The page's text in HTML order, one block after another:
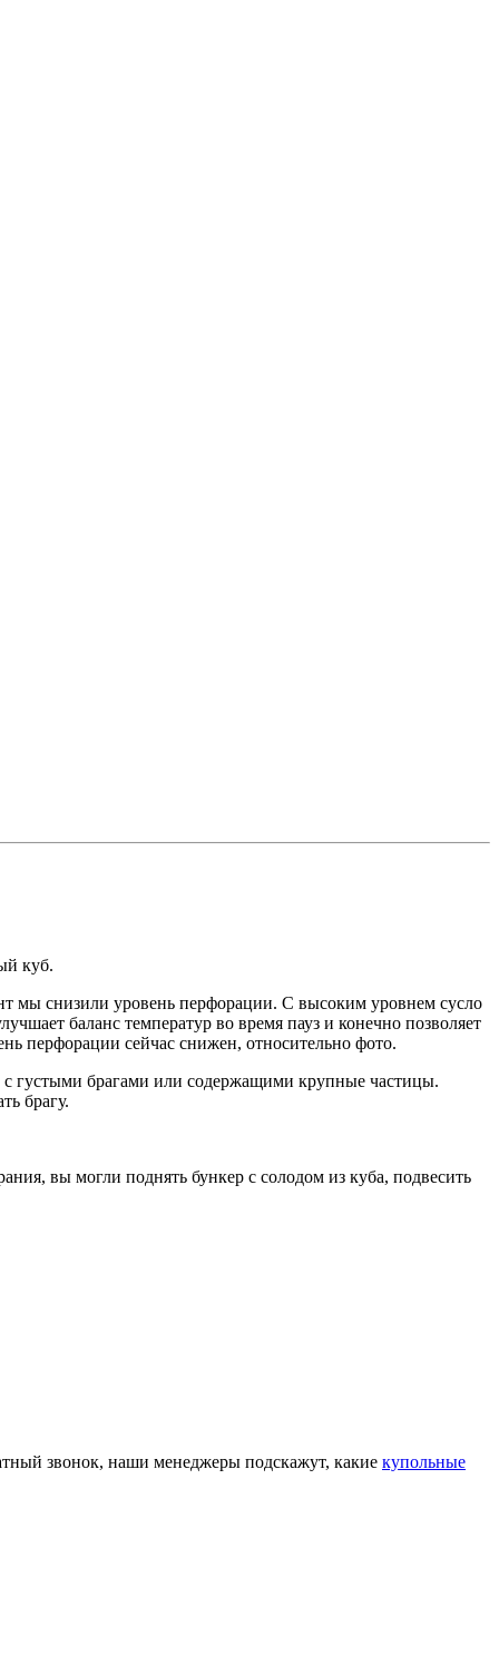
куб.
мы снизили уровень перфорации. С высоким уровнем сусло
баланс температур во время пауз и конечно позволяет
перфорации сейчас снижен, относительно фото.
с густыми брагами или содержащими крупные частицы.
брагу.
вы могли поднять бункер с солодом из куба, подвесить
звонок, наши менеджеры подскажут, какие купольные